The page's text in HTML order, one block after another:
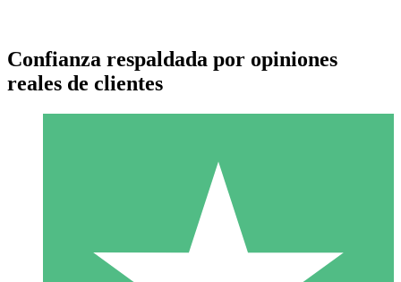
Paquetes de Créditos Individuales
Paga según el uso con créditos de descarga. Sin compromiso
Confianza respaldada por opiniones
reales de clientes